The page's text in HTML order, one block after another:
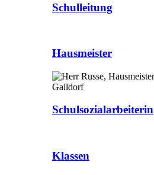
Schulleitung
Hausmeister
Schulsozialarbeiterin
Klassen